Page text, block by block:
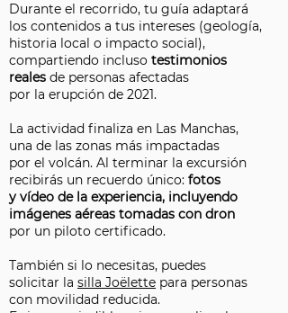
Durante el recorrido, tu guía adaptará
los contenidos a tus intereses (geología,
historia local o impacto social),
compartiendo incluso testimonios
reales de personas afectadas
por la erupción de 2021.
La actividad finaliza en Las Manchas,
una de las zonas más impactadas
por el volcán. Al terminar la excursión
recibirás un recuerdo único: fotos
y vídeo de la experiencia, incluyendo
imágenes aéreas tomadas con dron
por un piloto certificado.
También si lo necesitas, puedes
solicitar la silla Joëlette para personas
con movilidad reducida.